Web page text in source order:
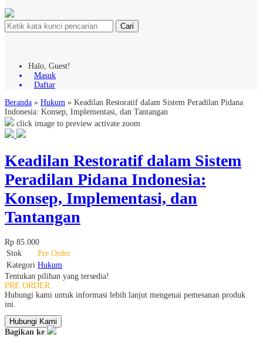
Cari
Halo, Guest!
Masuk
Daftar
Beranda » Hukum » Keadilan Restoratif dalam Sistem Peradilan Pidana
Indonesia: Konsep, Implementasi, dan Tantangan
click image to preview activate zoom
Keadilan Restoratif dalam Sistem
Peradilan Pidana Indonesia:
Konsep, Implementasi, dan
Tantangan
Rp 85.000
Stok
Pre Order
Kategori Hukum
Tentukan pilihan yang tersedia!
PRE ORDER
Hubungi kami untuk informasi lebih lanjut mengenai pemesanan produk
ini.
Hubungi Kami
Bagikan ke